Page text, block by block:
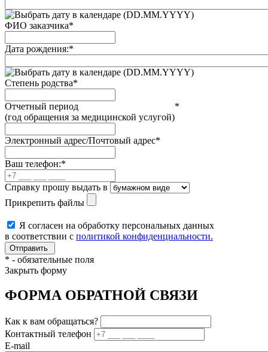
(DD.MM.YYYY)
ФИО заказчика*
Дата рождения:*
(DD.MM.YYYY)
Степень родства*
Отчетный период
(год обращения за медицинской услугой)
*
Электронный адрес/Почтовый адрес*
Ваш телефон:*
Справку прошу выдать в
Прикрепить файлы
Я согласен на обработку персональных данных
в соответствии с политикой конфиденциальности.
* - обязательные поля
Закрыть форму
ФОРМА ОБРАТНОЙ СВЯЗИ
Как к вам обращаться?
Контактный телефон
E-mail